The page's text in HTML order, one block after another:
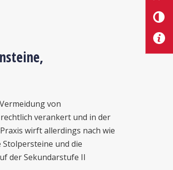
von
verankert und in der
wirft allerdings nach wie
Stolpersteine und die
der Sekundarstufe II